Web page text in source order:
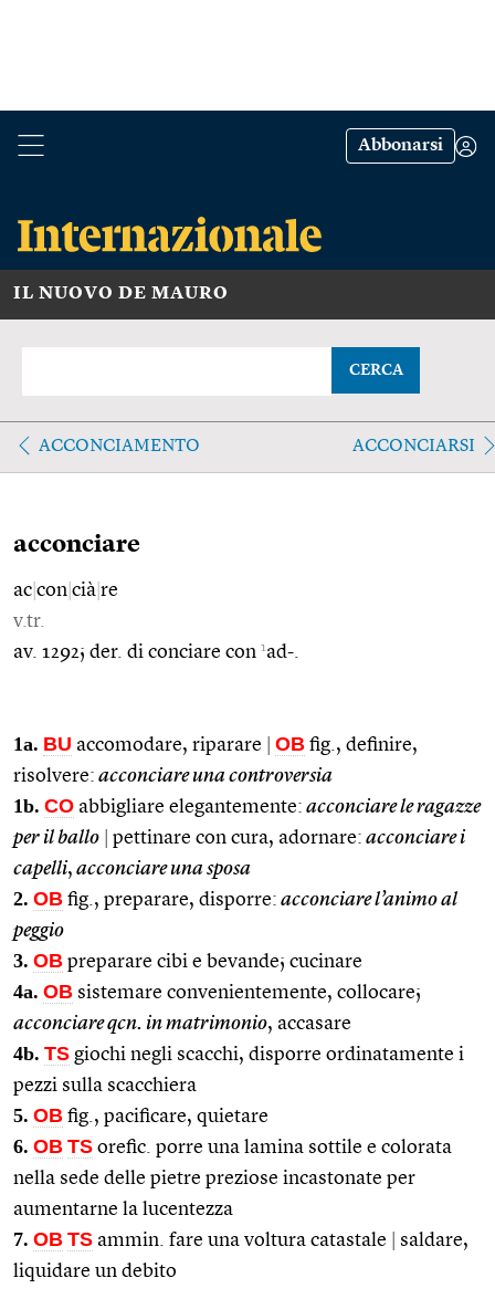
Abbonarsi
IL NUOVO DE MAURO
CERCA
ACCONCIAMENTO ACCONCIARSI
acconciare
ac con cià re
v.tr.
av. 1292; der. di conciare con 1ad-.
1a. BU accomodare, riparare OB fig., definire,
risolvere: acconciare una controversia
1b. CO abbigliare elegantemente: acconciare le ragazze
per il ballo
pettinare con cura, adornare: acconciare i
capelli, acconciare una sposa
2. OB fig., preparare, disporre: acconciare l’animo al
peggio
3. OB preparare cibi e bevande; cucinare
4a. OB sistemare convenientemente, collocare;
acconciare qcn. in matrimonio, accasare
4b. TS giochi negli scacchi, disporre ordinatamente i
pezzi sulla scacchiera
5. OB fig., pacificare, quietare
6. OB TS orefic. porre una lamina sottile e colorata
nella sede delle pietre preziose incastonate per
aumentarne la lucentezza
7. OB TS ammin. fare una voltura catastale
saldare,
liquidare un debito